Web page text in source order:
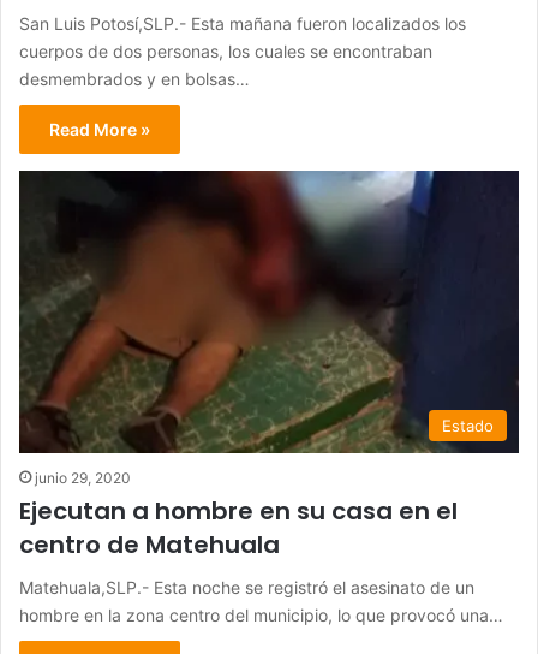
San Luis Potosí,SLP.- Esta mañana fueron localizados los
cuerpos de dos personas, los cuales se encontraban
desmembrados y en bolsas…
Read More »
Estado
junio 29, 2020
Ejecutan a hombre en su casa en el
centro de Matehuala
Matehuala,SLP.- Esta noche se registró el asesinato de un
hombre en la zona centro del municipio, lo que provocó una…